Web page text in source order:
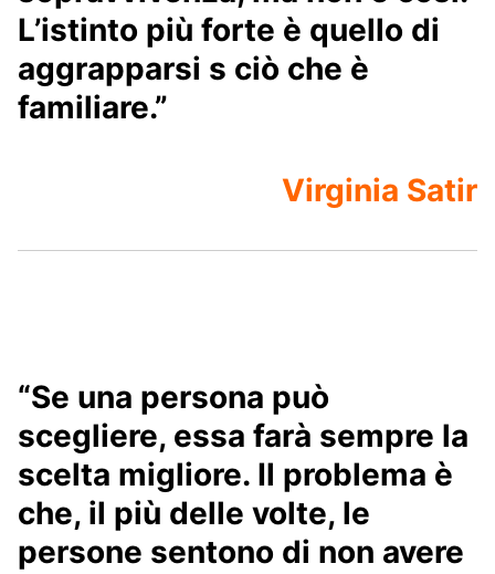
L’istinto più forte è quello di
aggrapparsi s ciò che è
familiare.”
Virginia Satir
“Se una persona può
scegliere, essa farà sempre la
scelta migliore. Il problema è
che, il più delle volte, le
persone sentono di non avere